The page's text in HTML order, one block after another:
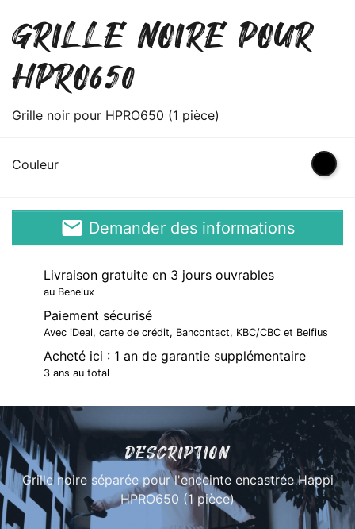
GRILLE NOIRE POUR
HPRO650
Grille noir pour HPRO650 (1 pièce)
Couleur Noir
email Demander des informations
Livraison gratuite en 3 jours ouvrables
au Benelux
Paiement sécurisé
Avec iDeal, carte de crédit, Bancontact, KBC/CBC et Belfius
Acheté ici : 1 an de garantie supplémentaire
3 ans au total
DESCRIPTION
Grille noire séparée pour l'enceinte encastrée Happi
HPRO650 (1 pièce)